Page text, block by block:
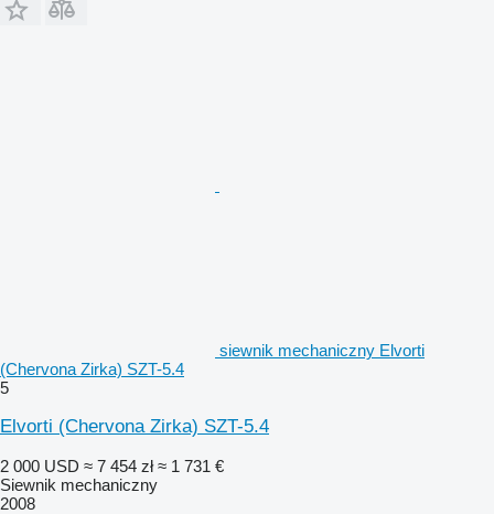
siewnik mechaniczny Elvorti
(Chervona Zirka) SZT-5.4
5
Elvorti (Chervona Zirka) SZT-5.4
2 000 USD ≈ 7 454 zł ≈ 1 731 €
Siewnik mechaniczny
2008